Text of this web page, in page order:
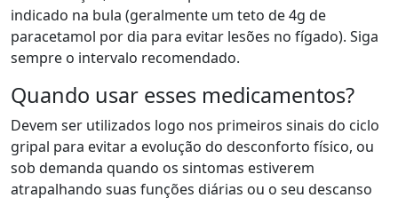
indicado na bula (geralmente um teto de 4g de
paracetamol por dia para evitar lesões no fígado). Siga
sempre o intervalo recomendado.
Quando usar esses medicamentos?
Devem ser utilizados logo nos primeiros sinais do ciclo
gripal para evitar a evolução do desconforto físico, ou
sob demanda quando os sintomas estiverem
atrapalhando suas funções diárias ou o seu descanso